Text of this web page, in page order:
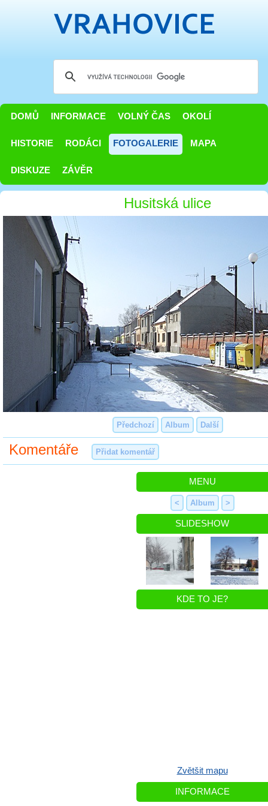
DOMŮ INFORMACE VOLNÝ ČAS OKOLÍ
HISTORIE RODÁCI FOTOGALERIE MAPA
DISKUZE ZÁVĚR
Husitská ulice
Předchozí Album Další
Komentáře Přidat komentář
MENU
< Album >
SLIDESHOW
KDE TO JE?
Zvětšit mapu
INFORMACE